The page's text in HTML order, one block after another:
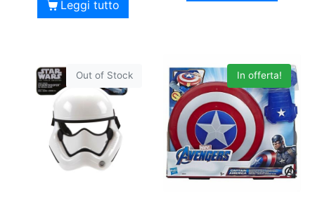
Leggi tutto
Out of Stock In offerta!